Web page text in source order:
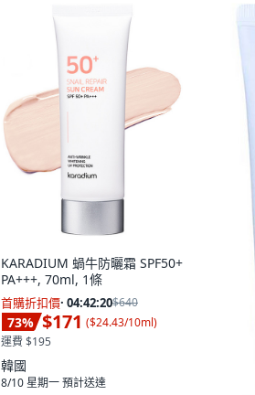
KARADIUM 蝸牛防曬霜 SPF50+
PA+++, 70ml, 1條
首購折扣價· 04:42:19$640
73% $171 ($24.43/10ml)
運費 $195
韓國
8/10 星期一預計送達